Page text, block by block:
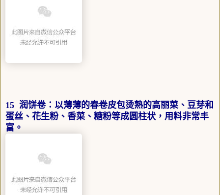
15 润饼卷：以薄薄的春卷皮包烫熟的高丽菜、豆芽和
蛋丝、花生粉、香菜、糖粉等成圆柱状，用料非常丰
富。